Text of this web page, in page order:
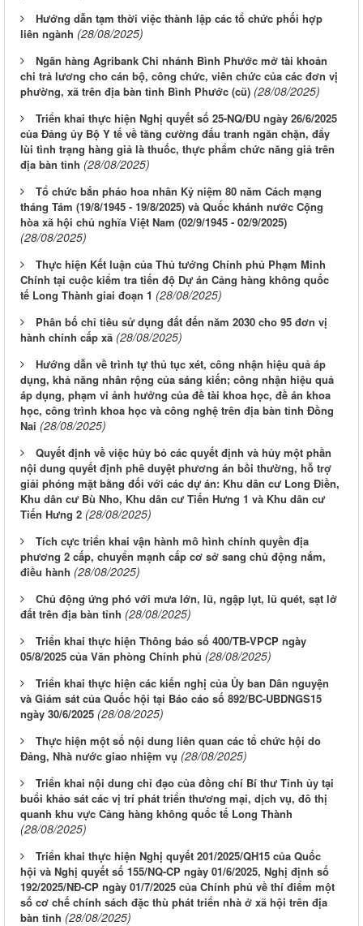
Hướng dẫn tạm thời việc thành lập các tổ chức phối hợp
liên ngành (28/08/2025)
Ngân hàng Agribank Chi nhánh Bình Phước mở tài khoản
chi trả lương cho cán bộ, công chức, viên chức của các đơn vị
phường, xã trên địa bàn tỉnh Bình Phước (cũ) (28/08/2025)
Triển khai thực hiện Nghị quyết số 25-NQ/ĐU ngày 26/6/2025
của Đảng ủy Bộ Y tế về tăng cường đấu tranh ngăn chặn, đẩy
lùi tình trạng hàng giả là thuốc, thực phẩm chức năng giả trên
địa bàn tỉnh (28/08/2025)
Tổ chức bắn pháo hoa nhân Kỷ niệm 80 năm Cách mạng
tháng Tám (19/8/1945 - 19/8/2025) và Quốc khánh nước Cộng
hòa xã hội chủ nghĩa Việt Nam (02/9/1945 - 02/9/2025)
(28/08/2025)
Thực hiện Kết luận của Thủ tướng Chính phủ Phạm Minh
Chính tại cuộc kiểm tra tiến độ Dự án Cảng hàng không quốc
tế Long Thành giai đoạn 1 (28/08/2025)
Phân bố chỉ tiêu sử dụng đất đến năm 2030 cho 95 đơn vị
hành chính cấp xã (28/08/2025)
Hướng dẫn về trình tự thủ tục xét, công nhận hiệu quả áp
dụng, khả năng nhân rộng của sáng kiến; công nhận hiệu quả
áp dụng, phạm vi ảnh hưởng của đề tài khoa học, đề án khoa
học, công trình khoa học và công nghệ trên địa bàn tỉnh Đồng
Nai (28/08/2025)
Quyết định về việc hủy bỏ các quyết định và hủy một phần
nội dung quyết định phê duyệt phương án bồi thường, hỗ trợ
giải phóng mặt bằng đối với các dự án: Khu dân cư Long Điền,
Khu dân cư Bù Nho, Khu dân cư Tiến Hưng 1 và Khu dân cư
Tiến Hưng 2 (28/08/2025)
Tích cực triển khai vận hành mô hình chính quyền địa
phương 2 cấp, chuyển mạnh cấp cơ sở sang chủ động nắm,
điều hành (28/08/2025)
Chủ động ứng phó với mưa lớn, lũ, ngập lụt, lũ quét, sạt lở
đất trên địa bàn tỉnh (28/08/2025)
Triển khai thực hiện Thông báo số 400/TB-VPCP ngày
05/8/2025 của Văn phòng Chính phủ (28/08/2025)
Triển khai thực hiện các kiến nghị của Ủy ban Dân nguyện
và Giám sát của Quốc hội tại Báo cáo số 892/BC-UBDNGS15
ngày 30/6/2025 (28/08/2025)
Thực hiện một số nội dung liên quan các tổ chức hội do
Đảng, Nhà nước giao nhiệm vụ (28/08/2025)
Triển khai nội dung chỉ đạo của đồng chí Bí thư Tỉnh ủy tại
buổi khảo sát các vị trí phát triển thương mại, dịch vụ, đô thị
quanh khu vực Cảng hàng không quốc tế Long Thành
(28/08/2025)
Triển khai thực hiện Nghị quyết 201/2025/QH15 của Quốc
hội và Nghị quyết số 155/NQ-CP ngày 01/6/2025, Nghị định số
192/2025/NĐ-CP ngày 01/7/2025 của Chính phủ về thí điểm một
số cơ chế chính sách đặc thù phát triển nhà ở xã hội trên địa
bàn tỉnh (28/08/2025)